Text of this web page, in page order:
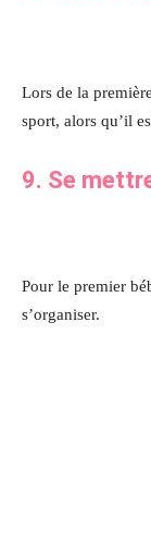
Lors de la
sport, alors qu’il
9. Se
Pour le premier
s’organiser.